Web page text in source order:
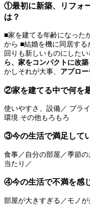
①最初に新築、リフォ
は？
■家を建てる年齢になった
から ■結婚を機に同居す
回りも新しいものにしたい
ら、家をコンパクトに改築
かしそれが大事、 アプロ
②家を建てる中で何を
使いやすさ、設備／ プラ
環境 その他もろもろ
③今の生活で満足して
食事／自分の部屋／季節
当たり／
④今の生活で不満を感
部屋が大きすぎる／モノ